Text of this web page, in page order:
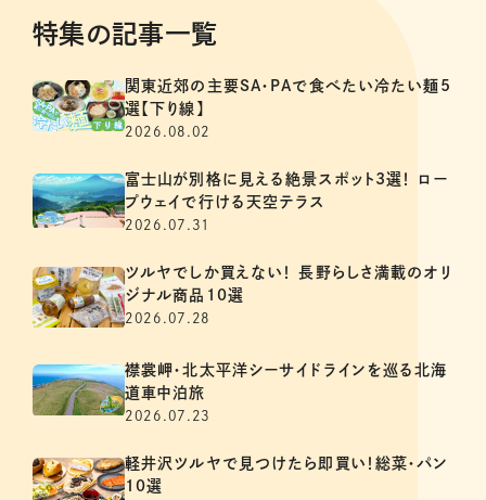
特集の記事一覧
関東近郊の主要SA・PAで食べたい冷たい麺5
選【下り線】
2026.08.02
富士山が別格に見える絶景スポット3選！ ロー
プウェイで行ける天空テラス
2026.07.31
ツルヤでしか買えない！ 長野らしさ満載のオリ
ジナル商品10選
2026.07.28
襟裳岬・北太平洋シーサイドラインを巡る北海
道車中泊旅
2026.07.23
軽井沢ツルヤで見つけたら即買い！総菜・パン
10選